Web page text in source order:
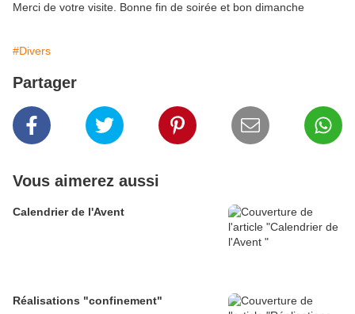
Merci de votre visite. Bonne fin de soirée et bon dimanche
#Divers
Partager
Vous aimerez aussi
Calendrier de l'Avent
Réalisations "confinement"